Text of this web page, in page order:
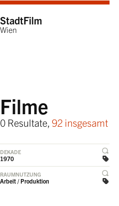
StadtFilm
Wien
Filme
0 Resultate, 92 insgesamt
DEKADE
1970
RAUMNUTZUNG
Arbeit / Produktion